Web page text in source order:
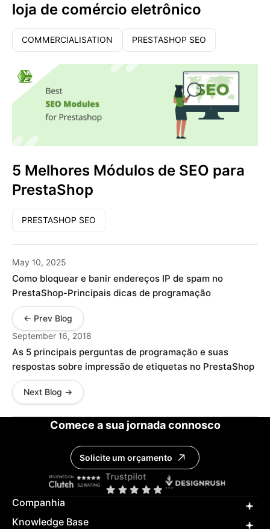
loja de comércio eletrônico
COMMERCIALISATION PRESTASHOP SEO
5 Melhores Módulos de SEO para
PrestaShop
PRESTASHOP SEO
May 10, 2025
Como bloquear e banir endereços IP de spam no
PrestaShop-Principais dicas de programação
← Prev Blog
September 16, 2018
As 5 principais perguntas de programação e suas
respostas sobre impressão de etiquetas no PrestaShop
Next Blog →
Comece a sua jornada connosco
Solicite um orçamento
Companhia
Knowledge Base